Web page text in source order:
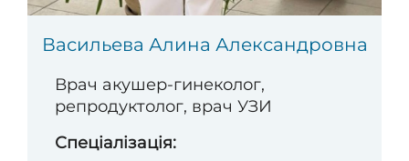
Васильева Алина Александровна
Врач акушер-гинеколог,
репродуктолог, врач УЗИ
Спеціалізація: